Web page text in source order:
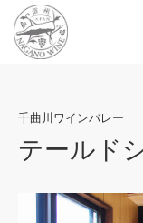
千曲川ワインバレー
テールド